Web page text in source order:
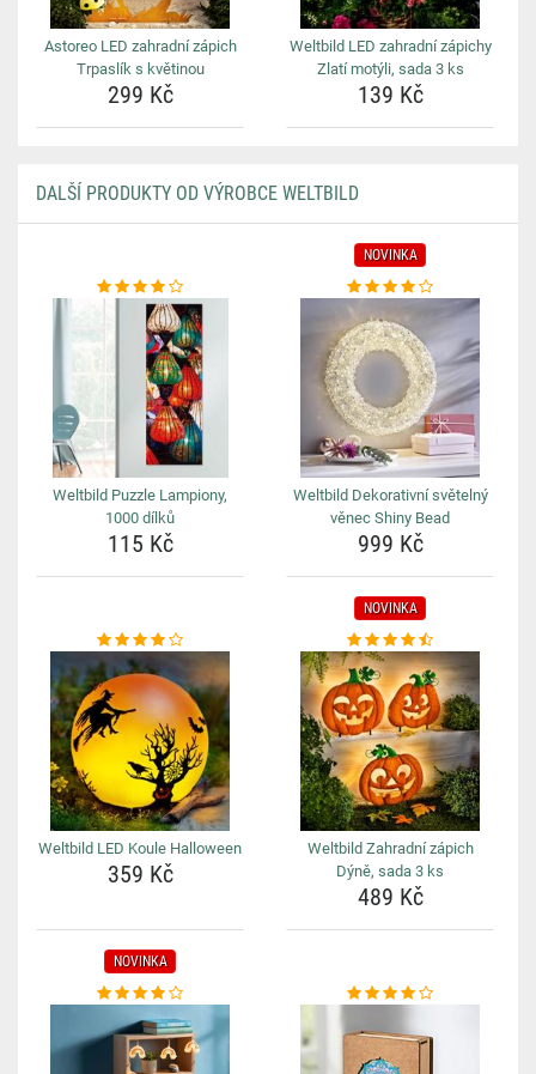
Astoreo LED zahradní zápich
Trpaslík s květinou
299 Kč
Weltbild LED zahradní zápichy
Zlatí motýli, sada 3 ks
139 Kč
DALŠÍ PRODUKTY OD VÝROBCE WELTBILD
Weltbild Puzzle Lampiony,
1000 dílků
115 Kč
NOVINKA
Weltbild Dekorativní světelný
věnec Shiny Bead
999 Kč
Weltbild LED Koule Halloween
359 Kč
NOVINKA
Weltbild Zahradní zápich
Dýně, sada 3 ks
489 Kč
NOVINKA